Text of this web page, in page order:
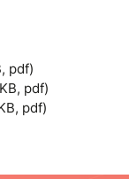
pdf)
pdf)
pdf)